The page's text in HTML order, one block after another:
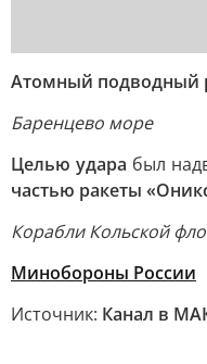
Атомный подводный
Баренцево море
Целью удара был
частью ракеты
Корабли Кольской
Минобороны России
Источник: Канал в